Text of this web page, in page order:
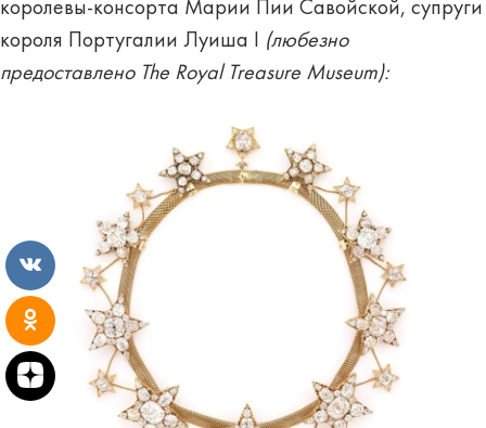
королевы-консорта Марии Пии Савойской, супруги
короля Португалии Луиша I (любезно
предоставлено The Royal Treasure Museum):